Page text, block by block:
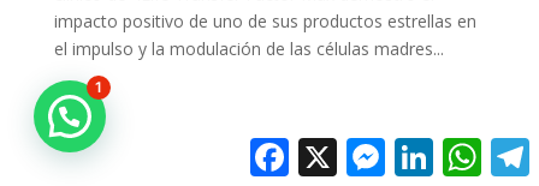
impacto positivo de uno de sus productos estrellas en
el impulso y la modulación de las células madres...
Facebook Messenger
LinkedIn
1